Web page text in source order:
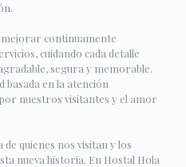
continuamente
cuidando cada detalle
segura y memorable.
basada en la atención
nuestros visitantes y el amor
quienes nos visitan y los
nueva historia. En Hostal Hola